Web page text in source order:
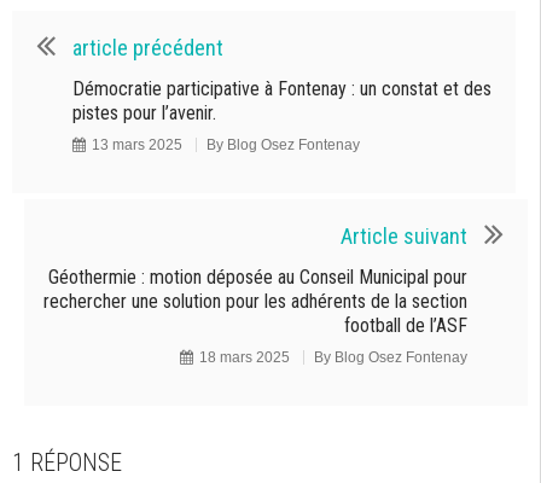
article précédent
Démocratie participative à Fontenay : un constat et des
pistes pour l’avenir.
13 mars 2025 By Blog Osez Fontenay
Article suivant
Géothermie : motion déposée au Conseil Municipal pour
rechercher une solution pour les adhérents de la section
football de l’ASF
18 mars 2025 By Blog Osez Fontenay
1 RÉPONSE